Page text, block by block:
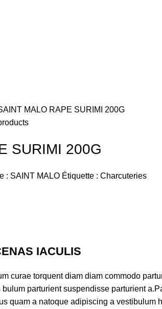
MALO RAPE SURIMI 200G
SURIMI 200G
: SAINT MALO Étiquette : Charcuteries
IACULIS
curae torquent diam diam commodo
parturient suspendisse parturient
quam a natoque adipiscing a vestibulum